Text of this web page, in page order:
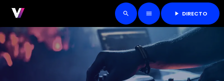
search menu play_arrow DIRECTO